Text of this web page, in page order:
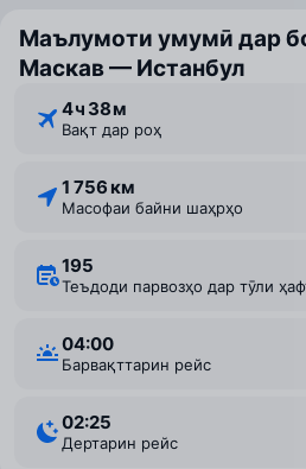
Маълумоти умумӣ дар
Маскав — Истанбул
4 ⁠ч 38 ⁠м
Вақт дар роҳ
1 756 км
Масофаи байни шаҳрҳо
195
Теъдоди парвозҳо дар тӯли
04:00
Барвақттарин рейс
02:25
Дертарин рейс